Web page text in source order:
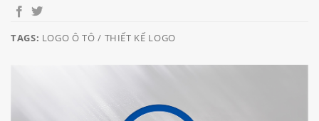
TAGS: LOGO Ô TÔ / THIẾT KẾ LOGO